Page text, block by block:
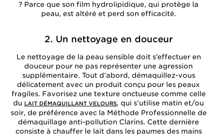
? Parce que son film hydrolipidique, qui protège la
peau, est altéré et perd son efficacité.
2. Un nettoyage en douceur
Le nettoyage de la peau sensible doit s’effectuer en
douceur pour ne pas représenter une agression
supplémentaire. Tout d’abord, démaquillez-vous
délicatement avec un produit conçu pour les peaux
fragiles. Favorisez une texture onctueuse comme celle
du LAIT DÉMAQUILLANT VELOURS, qui s’utilise matin et/ou
soir, de préférence avec la Méthode Professionnelle de
démaquillage anti-pollution Clarins. Cette dernière
consiste à chauffer le lait dans les paumes des mains